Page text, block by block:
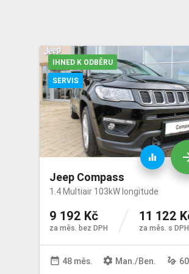
Jeep Compass
1.4 Multiair 103kW longitude
9 192 Kč
za měs. bez DPH
11 122
za měs. s DPH
date_range 48 měs. settings Man./Ben. gesture
equalizer
IHNED K ODBĚRU
SERVIS